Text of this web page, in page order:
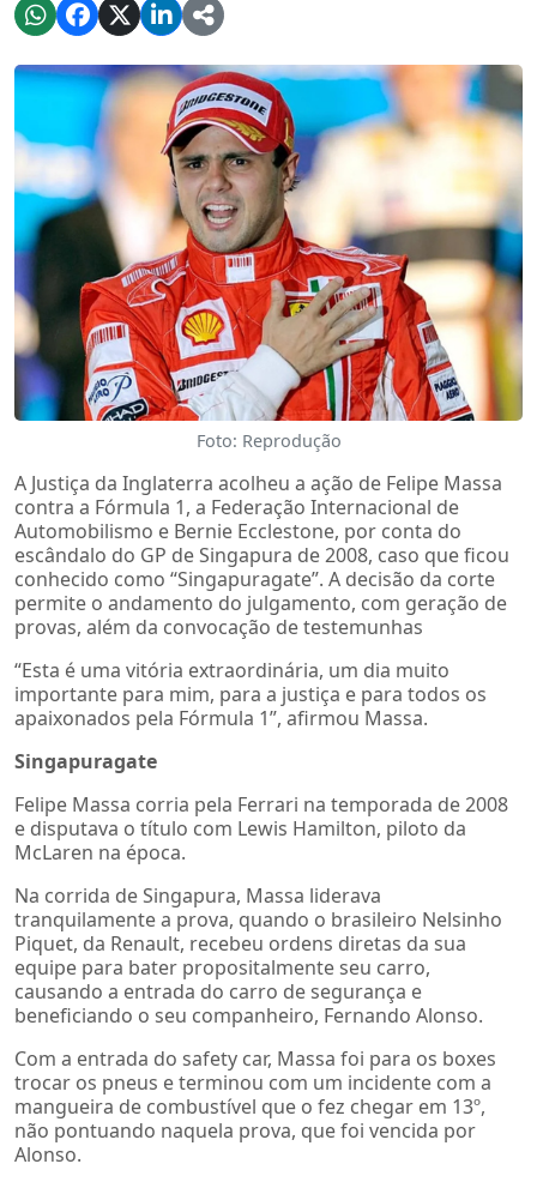
Foto: Reprodução
A Justiça da Inglaterra acolheu a ação de Felipe Massa
contra a Fórmula 1, a Federação Internacional de
Automobilismo e Bernie Ecclestone, por conta do
escândalo do GP de Singapura de 2008, caso que ficou
conhecido como “Singapuragate”. A decisão da corte
permite o andamento do julgamento, com geração de
provas, além da convocação de testemunhas
“Esta é uma vitória extraordinária, um dia muito
importante para mim, para a justiça e para todos os
apaixonados pela Fórmula 1”, afirmou Massa.
Singapuragate
Felipe Massa corria pela Ferrari na temporada de 2008
e disputava o título com Lewis Hamilton, piloto da
McLaren na época.
Na corrida de Singapura, Massa liderava
tranquilamente a prova, quando o brasileiro Nelsinho
Piquet, da Renault, recebeu ordens diretas da sua
equipe para bater propositalmente seu carro,
causando a entrada do carro de segurança e
beneficiando o seu companheiro, Fernando Alonso.
Com a entrada do safety car, Massa foi para os boxes
trocar os pneus e terminou com um incidente com a
mangueira de combustível que o fez chegar em 13º,
não pontuando naquela prova, que foi vencida por
Alonso.